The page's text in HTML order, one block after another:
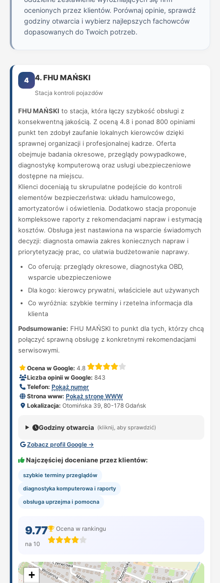
ocenionych przez klientów. Porównaj opinie, sprawdź
godziny otwarcia i wybierz najlepszych fachowców
dopasowanych do Twoich potrzeb.
4 4. FHU MAŃSKI
Stacja kontroli pojazdów
FHU MAŃSKI to stacja, która łączy szybkość obsługi z
konsekwentną jakością. Z oceną 4.8 i ponad 800 opiniami
punkt ten zdobył zaufanie lokalnych kierowców dzięki
sprawnej organizacji i profesjonalnej kadrze. Oferta
obejmuje badania okresowe, przeglądy powypadkowe,
diagnostykę komputerową oraz usługi ubezpieczeniowe
dostępne na miejscu.
Klienci doceniają tu skrupulatne podejście do kontroli
elementów bezpieczeństwa: układu hamulcowego,
amortyzatorów i oświetlenia. Dodatkowo stacja proponuje
kompleksowe raporty z rekomendacjami napraw i estymacją
kosztów. Obsługa jest nastawiona na wsparcie świadomych
decyzji: diagnosta omawia zakres koniecznych napraw i
priorytetyzację prac, co ułatwia budżetowanie naprawy.
Co oferują: przeglądy okresowe, diagnostyka OBD,
wsparcie ubezpieczeniowe
Dla kogo: kierowcy prywatni, właściciele aut używanych
Co wyróżnia: szybkie terminy i rzetelna informacja dla
klienta
Podsumowanie: FHU MAŃSKI to punkt dla tych, którzy chcą
połączyć sprawną obsługę z konkretnymi rekomendacjami
serwisowymi.
Ocena w Google: 4.8
Liczba opinii w Google: 843
Telefon: Pokaż numer
Strona www: Pokaż stronę WWW
Lokalizacja: Otomińska 39, 80-178 Gdańsk
Godziny otwarcia (kliknij, aby sprawdzić)
Zobacz profil Google →
Najczęściej doceniane przez klientów:
szybkie terminy przeglądów
diagnostyka komputerowa i raporty
obsługa uprzejma i pomocna
9.77
na 10
Ocena w rankingu
+